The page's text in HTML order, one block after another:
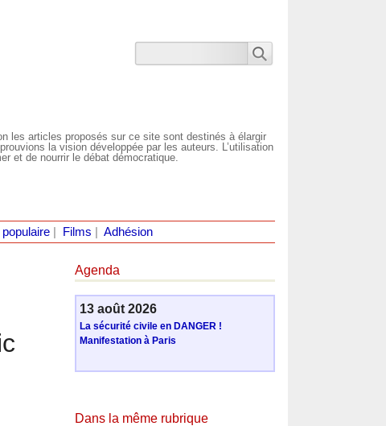
les articles proposés sur ce site sont destinés à élargir
la vision développée par les auteurs. L’utilisation
et de nourrir le débat démocratique.
| Films Adhésion
Agenda
13 août 2026
La sécurité civile en DANGER !
Manifestation à Paris
Dans la même rubrique